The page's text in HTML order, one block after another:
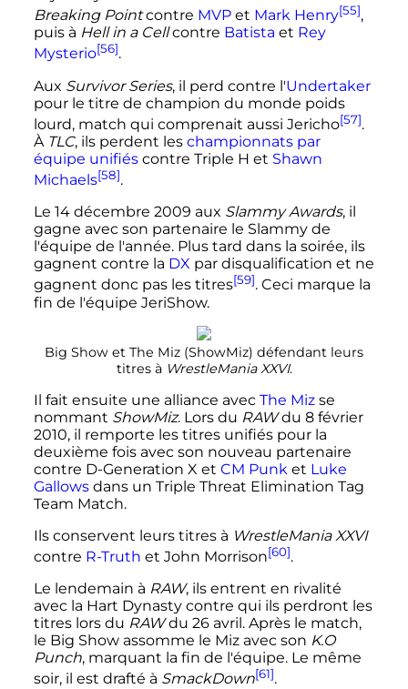
Breaking Pointcontre MVPet Mark Henry[55],
puis à Hell in a Cellcontre Batista et Rey
Mysterio[56].
Aux Survivor Series, il perd contre l'Undertaker
pour le titre de champion du monde poids
lourd, match qui comprenait aussi Jericho[57].
À TLC, ils perdent les championnats par
équipe unifiéscontre Triple H et Shawn
Michaels[58].
Le 14 décembre 2009 aux Slammy Awards, il
gagne avec son partenaire le Slammy de
l'équipe de l'année. Plus tard dans la soirée, ils
gagnent contre la DX par disqualification et ne
gagnent donc pas les titres[59]. Ceci marque la
fin de l'équipe JeriShow.
Big Show et The Miz (ShowMiz) défendant leurs
titres à WrestleMania XXVI.
Il fait ensuite une alliance avec The Mizse
nommant ShowMiz. Lors du RAWdu 8 février
2010, il remporte les titres unifiés pour la
deuxième fois avec son nouveau partenaire
contre D-Generation X et CM Punk et Luke
Gallowsdans un Triple Threat Elimination Tag
Team Match.
Ils conservent leurs titres à WrestleMania XXVI
contre R-Truth et John Morrison[60].
Le lendemain à RAW, ils entrent en rivalité
avec la Hart Dynasty contre qui ils perdront les
titres lors du RAWdu 26 avril. Après le match,
le Big Show assomme le Miz avec son K.O
Punch, marquant la fin de l'équipe. Le même
soir, il est drafté à SmackDown[61].